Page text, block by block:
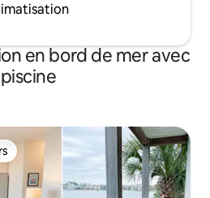
en bord de mer avec
piscine